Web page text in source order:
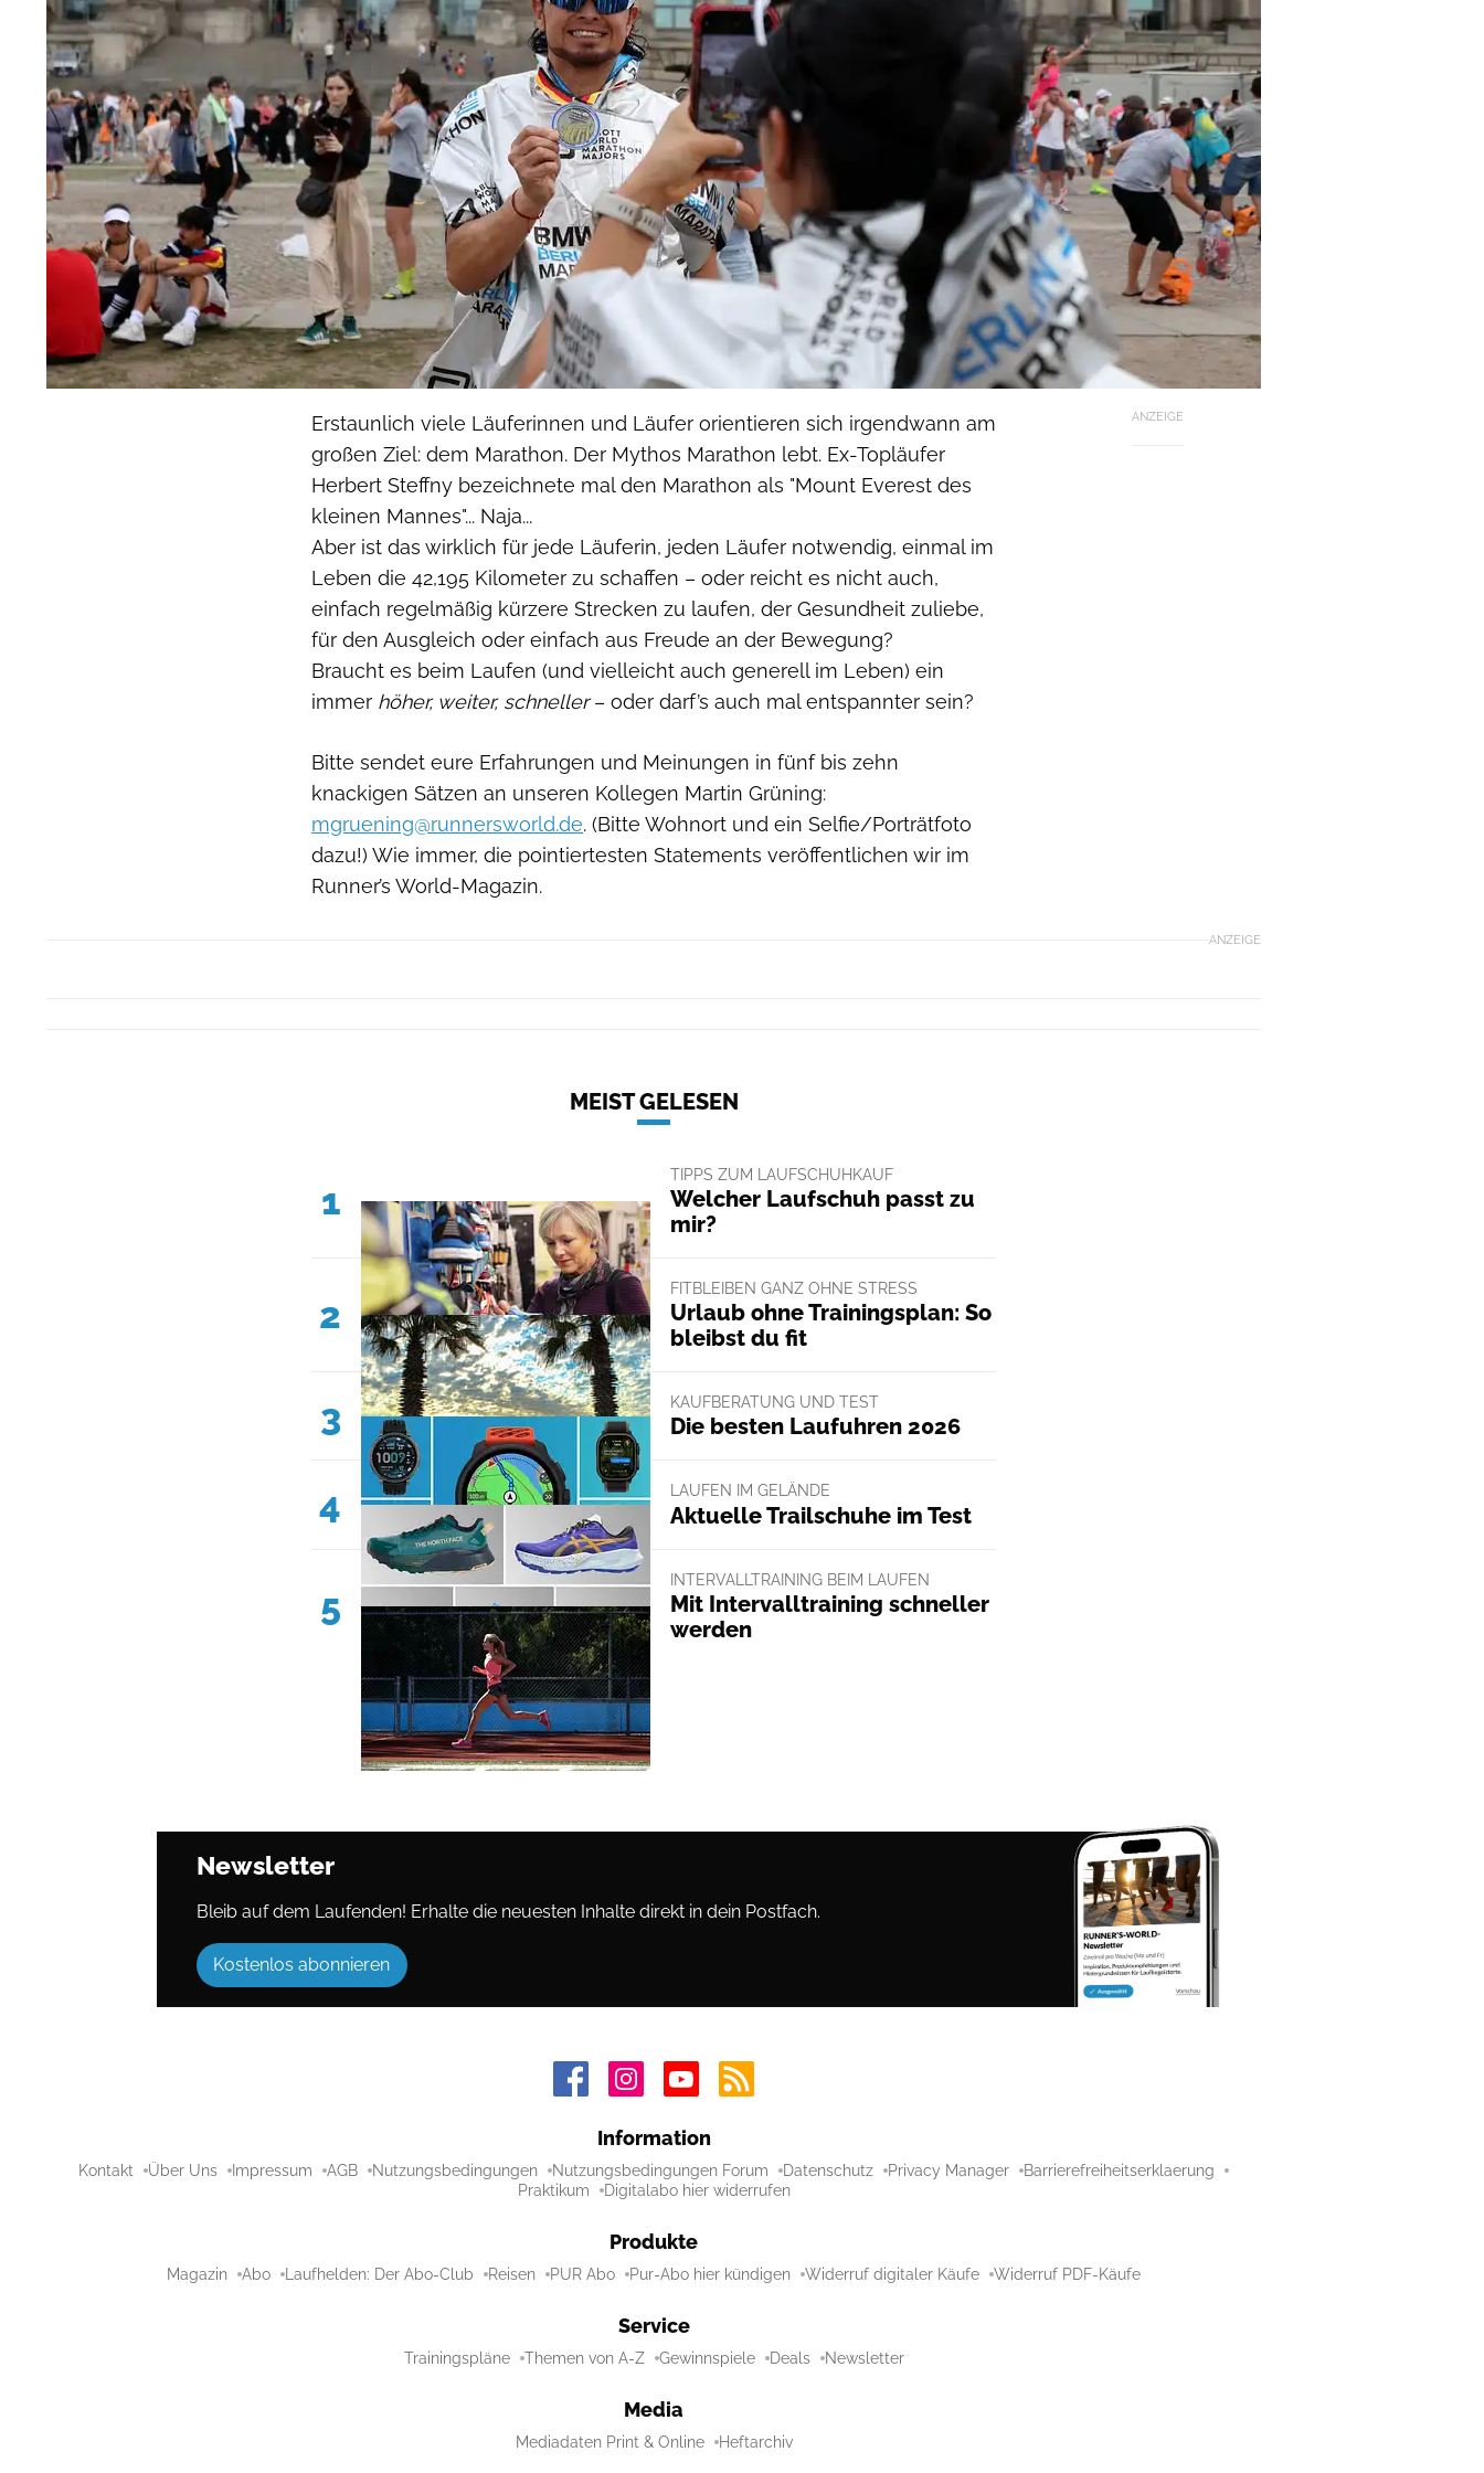
ANZEIGE
Erstaunlich viele Läuferinnen und Läufer orientieren sich irgendwann am
großen Ziel: dem Marathon. Der Mythos Marathon lebt. Ex-Topläufer
Herbert Steffny bezeichnete mal den Marathon als "Mount Everest des
kleinen Mannes"... Naja...
Aber ist das wirklich für jede Läuferin, jeden Läufer notwendig, einmal im
Leben die 42,195 Kilometer zu schaffen – oder reicht es nicht auch,
einfach regelmäßig kürzere Strecken zu laufen, der Gesundheit zuliebe,
für den Ausgleich oder einfach aus Freude an der Bewegung?
Braucht es beim Laufen (und vielleicht auch generell im Leben) ein
immer höher, weiter, schneller– oder darf’s auch mal entspannter sein?
Bitte sendet eure Erfahrungen und Meinungen in fünf bis zehn
knackigen Sätzen an unseren Kollegen Martin Grüning:
mgruening@runnersworld.de. (Bitte Wohnort und ein Selfie/Porträtfoto
dazu!) Wie immer, die pointiertesten Statements veröffentlichen wir im
Runner’s World-Magazin.
ANZEIGE
MEIST GELESEN
1
TIPPS ZUM LAUFSCHUHKAUF
Welcher Laufschuh passt zu
mir?
2
FITBLEIBEN GANZ OHNE STRESS
Urlaub ohne Trainingsplan: So
bleibst du fit
3 KAUFBERATUNG UND TEST
Die besten Laufuhren 2026
4 LAUFEN IM GELÄNDE
Aktuelle Trailschuhe im Test
5
INTERVALLTRAINING BEIM LAUFEN
Mit Intervalltraining schneller
werden
Newsletter
Bleib auf dem Laufenden! Erhalte die neuesten Inhalte direkt in dein Postfach.
Kostenlos abonnieren
Information
Kontakt Über Uns Impressum AGB Nutzungsbedingungen Nutzungsbedingungen Forum Datenschutz Privacy Manager
Barrierefreiheitserklaerung
Praktikum
Digitalabo hier widerrufen
Produkte
Magazin Abo Laufhelden: Der Abo-Club Reisen PUR Abo Pur-Abo hier kündigen Widerruf digitaler Käufe Widerruf PDF-Käufe
Service
Trainingspläne Themen von A-Z Gewinnspiele Deals Newsletter
Media
Mediadaten Print & Online Heftarchiv